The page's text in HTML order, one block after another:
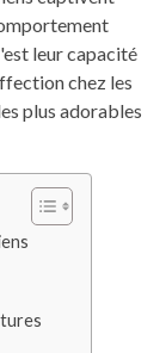
leur capacité
chez les
plus adorables